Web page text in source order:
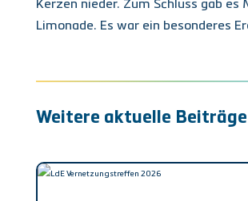
Kerzen nieder. Zum Schluss gab es
Limonade. Es war ein besonderes
Weitere aktuelle Beiträge